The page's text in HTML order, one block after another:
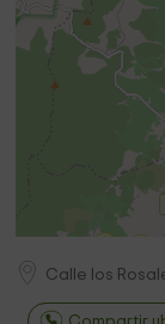
Calle los